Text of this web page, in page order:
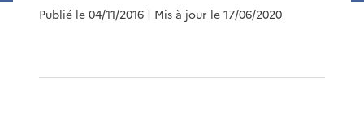
Publié le 04/11/2016 | Mis à jour le 17/06/2020